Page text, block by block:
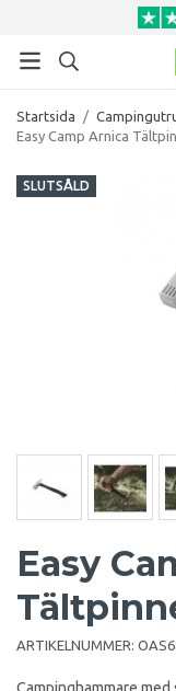
Startsida /
Easy Camp Arnica
SLUTSÅLD
Easy
ARTIKELNUMMER: